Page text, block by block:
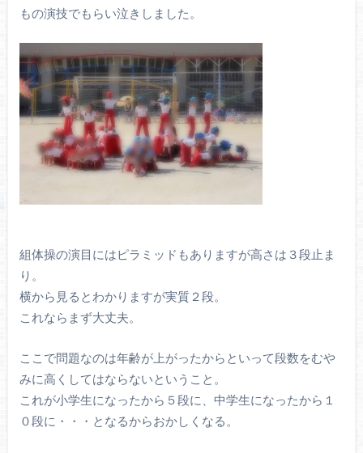
もの演技でもらい泣きしました。
組体操の演目にはピラミッドもありますが高さは３段止ま
り。
横から見るとわかりますが実質２段。
これならまず大丈夫。
ここで問題なのは年齢が上がったからといって段数をむや
みに高くしてはならないということ。
これが小学生になったから５段に、中学生になったから１
０段に・・・となるからおかしくなる。